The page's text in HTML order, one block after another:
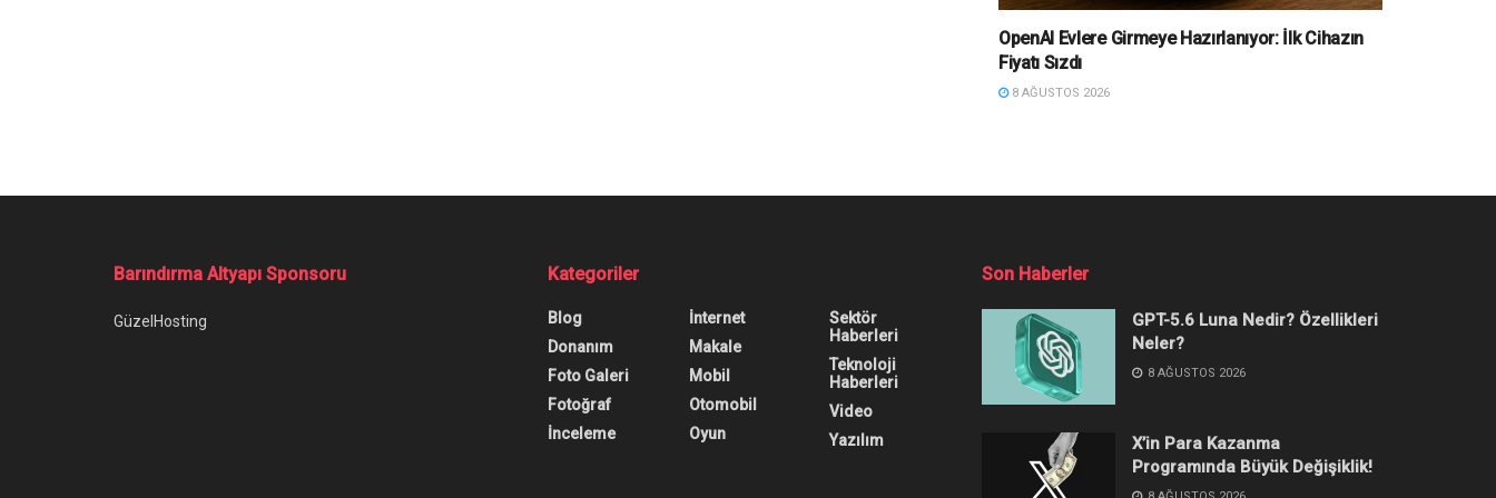
OpenAI Evlere Girmeye Hazırlanıyor: İlk Cihazın
Fiyatı Sızdı
8 AĞUSTOS 2026
Barındırma Altyapı Sponsoru
GüzelHosting
Kategoriler
Blog
Donanım
Foto Galeri
Fotoğraf
İnceleme
İnternet
Makale
Mobil
Otomobil
Oyun
Sektör
Haberleri
Teknoloji
Haberleri
Video
Yazılım
Son Haberler
GPT-5.6 Luna Nedir? Özellikleri
Neler?
8 AĞUSTOS 2026
X’in Para Kazanma
Programında Büyük Değişiklik!